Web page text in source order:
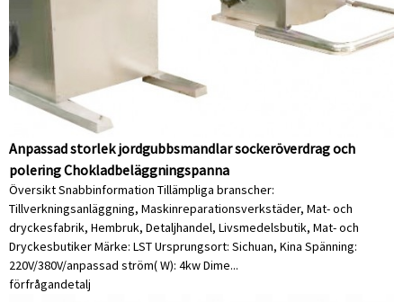
Anpassad storlek jordgubbsmandlar sockeröverdrag och
polering Chokladbeläggningspanna
Översikt Snabbinformation Tillämpliga branscher:
Tillverkningsanläggning, Maskinreparationsverkstäder, Mat- och
dryckesfabrik, Hembruk, Detaljhandel, Livsmedelsbutik, Mat- och
Dryckesbutiker Märke: LST Ursprungsort: Sichuan, Kina Spänning:
220V/380V/anpassad ström( W): 4kw Dime...
förfrågandetalj